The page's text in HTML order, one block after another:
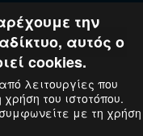
την
αυτός ο
cookies.
λειτουργίες που
του ιστοτόπου.
με τη χρήση